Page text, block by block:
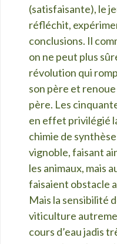
(satisfaisante), le
réfléchit,
conclusions. Il
on ne peut plus
révolution qui
son père et
père. Les
en effet privilégié
chimie de
vignoble, faisant
les animaux, mais
faisaient obstacle
Mais la sensibilité
viticulture
cours d’eau jadis